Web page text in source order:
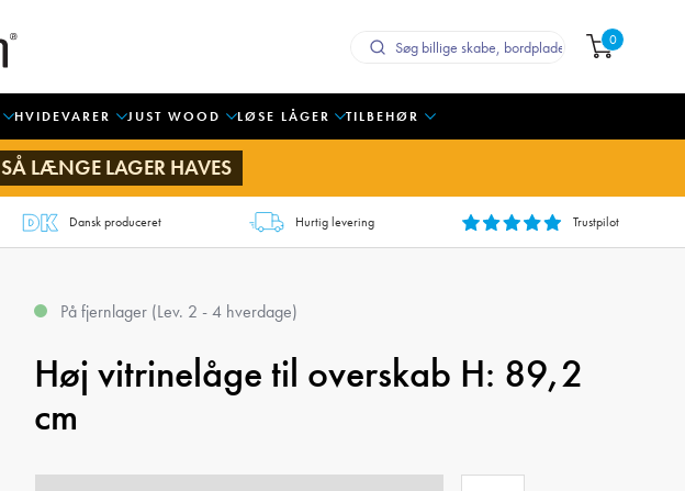
0
HVIDEVARER JUST WOOD LØSE LÅGER TILBEHØR
SÅ LÆNGE LAGER HAVES
Dansk produceret Hurtig levering Trustpilot
På fjernlager (Lev. 2 - 4 hverdage)
Høj vitrinelåge til overskab H: 89,2
cm